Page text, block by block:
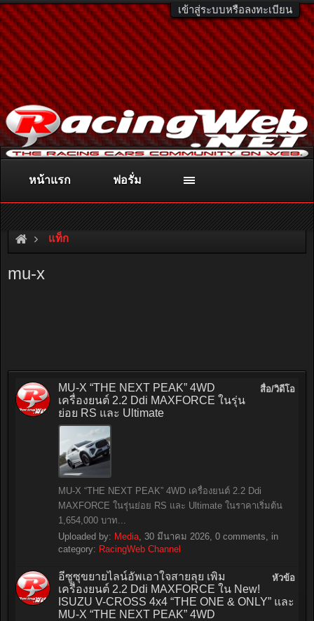
เข้าสู่ระบบหรือลงทะเบียน
ติดต่อลงโฆษณา racingweb@gmail.comหรือโทร. 081-811-1138
หรืออ่านรายละเอียดเพิ่มเติม คลิกที่นี่
แท็ก
mu-x
สื่อ/วิดีโอ
MU-X “THE NEXT PEAK” 4WD
เครื่องยนต์ 2.2 Ddi MAXFORCE ในรุ่น
ย่อย RS และ Ultimate
MU-X “THE NEXT PEAK” 4WD เครื่องยนต์ 2.2 Ddi
MAXFORCE ในรุ่นย่อย RS และ Ultimate ในราคาเริ่มต้น
1,654,000 บาท...
Uploaded by: Media, 30 มีนาคม 2026, 0 comments, in
category: RacingWeb Channel
หัวข้อ
อีซูซุขยายไลน์อัพเอาใจสายลุย เพิ่ม
เครื่องยนต์ 2.2 Ddi MAXFORCE ใน New!
ISUZU V-CROSS 4x4 “THE ONE & ONLY” และ
MU-X “THE NEXT PEAK” 4WD
หน้าแรก ฟอรั่ม